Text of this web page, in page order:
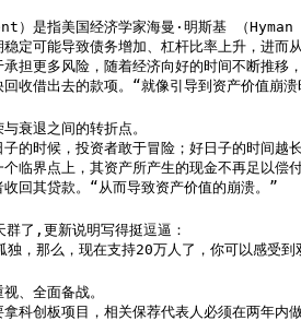
）是指美国经济学家海曼·明斯基 （
定可能导致债务增加、杠杆比率上升，进而
担更多风险，随着经济向好的时间不断推
收借出去的款项。“就像引导到资产价值崩
衰退之间的转折点。
的时候，投资者敢于冒险；好日子的时间越
临界点上，其资产所产生的现金不再足以偿
回其贷款。“从而导致资产价值的崩溃。”
了,更新说明写得挺逗逼：
独，那么，现在支持20万人了，你可以感受到
、全面备战。
科创板项目，相关保荐代表人必须在两年内